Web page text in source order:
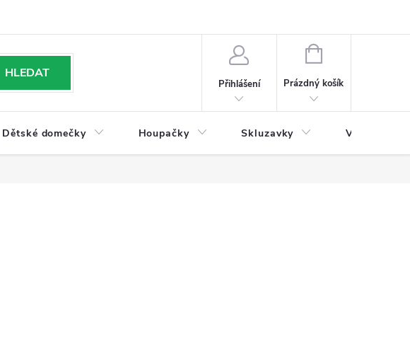
HLEDAT
Přihlášení
NÁKUPNÍ
Prázdný košík
Dětské domečky Houpačky Skluzavky Veřejná